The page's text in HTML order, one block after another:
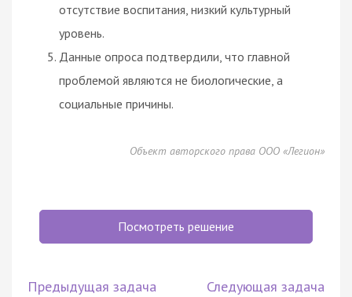
отсутствие воспитания, низкий культурный
уровень.
Данные опроса подтвердили, что главной
проблемой являются не биологические, а
социальные причины.
Объект авторского права ООО «Легион»
Посмотреть решение
Предыдущая задача Следующая задача